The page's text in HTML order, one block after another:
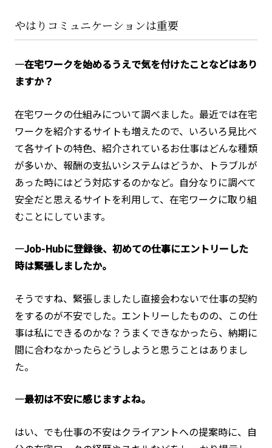
やはりコミュニケーションは重要
―在宅ワークを始めるうえで気を付けたことなどはあり
ますか？
在宅ワークの仕組みについて調べました。最近では在宅
ワークを紹介するサイトも増えたので、いろいろ見比べ
て各サイトの特色、紹介されているお仕事はどんな種類
が多いか、報酬の支払いシステムはどうか、トラブルが
あった時にはどう対応するのかなど。自分なりに調べて
安全だと思えるサイトを利用して、在宅ワークに取り組
むことにしています。
―Job-Hubに登録後、初めての仕事にエントリーした
時は緊張しましたか。
そうですね、緊張しましたし直接会わないで仕事の契約
をするのが不安でした。エントリーしたものの、この仕
事は私にできるのかな？うまくできなかったら、納期に
間に合わなかったらどうしようと思うことはありまし
た。
―最初は不安に感じますよね。
はい、でも仕事の不安はクライアントへの提案時に、自